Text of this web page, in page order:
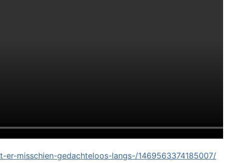
misschien-gedachteloos-langs-/1469563374185007/